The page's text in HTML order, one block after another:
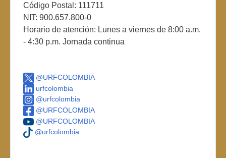
Código Postal: 111711
NIT: 900.657.800-0
Horario de atención: Lunes a viernes de 8:00 a.m.
- 4:30 p.m. Jornada continua
@URFCOLOMBIA
urfcolombia
@urfcolombia
@URFCOLOMBIA
@URFCOLOMBIA
@urfcolombia